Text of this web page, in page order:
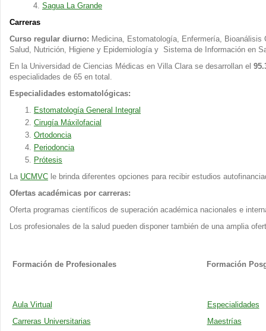
Sagua La Grande
Carreras
Curso regular diurno: Medicina, Estomatología, Enfermería,
Salud, Nutrición, Higiene y Epidemiología y Sistema de Información en
En la Universidad de Ciencias Médicas en Villa Clara se desarrollan el
especialidades de 65 en total.
Especialidades estomatológicas:
Estomatología General Integral
Cirugía Máxilofacial
Ortodoncia
Periodoncia
Prótesis
La UCMVC le brinda diferentes opciones para recibir estudios
Ofertas académicas por carreras:
Oferta programas científicos de superación académica nacionales e
Los profesionales de la salud pueden disponer también de una amplia
Formación de Profesionales Formación
Aula Virtual
Especialidades
Carreras Universitarias
Maestrías